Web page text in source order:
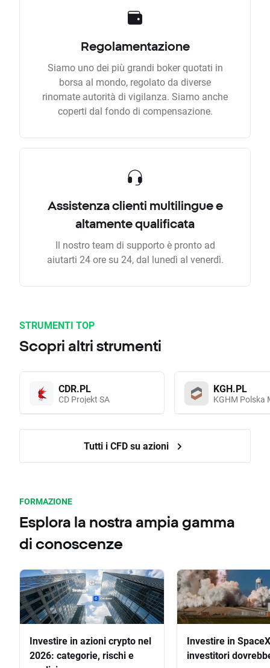
Regolamentazione
Siamo uno dei più grandi boker quotati in
borsa al mondo, regolato da diverse
rinomate autorità di vigilanza. Siamo anche
coperti dal fondo di compensazione.
Assistenza clienti multilingue e
altamente qualificata
Il nostro team di supporto è pronto ad
aiutarti 24 ore su 24, dal lunedì al venerdì.
STRUMENTI TOP
Scopri altri strumenti
CDR.PL
CD Projekt SA
KGH.PL
KGHM Polska
Tutti i CFD su azioni
FORMAZIONE
Esplora la nostra ampia gamma
di conoscenze
Investire in azioni crypto nel
2026: categorie, rischi e
Investire in
investitori